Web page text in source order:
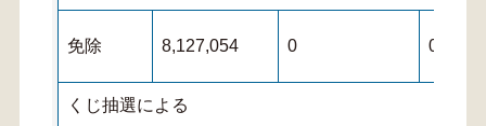
免除 8,127,054 0 0
くじ抽選による